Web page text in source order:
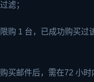
滤；
购 1 台，已成功购买过
买邮件后，需在72 小